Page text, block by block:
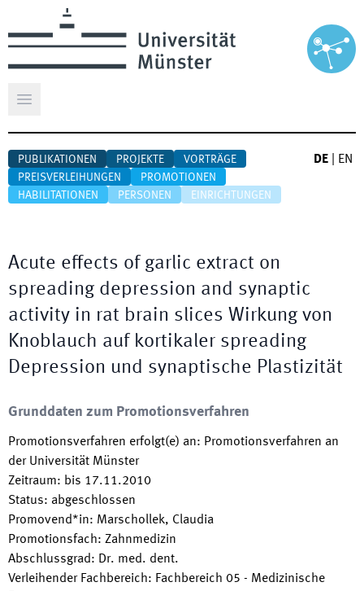
Hauptmenü öffnen
PUBLIKATIONEN PROJEKTE
VORTRÄGE
PREISVERLEIHUNGEN
PROMOTIONEN
HABILITATIONEN
PERSONEN EINRICHTUNGEN
DE EN
Acute effects of garlic extract on
spreading depression and synaptic
activity in rat brain slices Wirkung von
Knoblauch auf kortikaler spreading
Depression und synaptische Plastizität
Grunddaten zum Promotionsverfahren
Promotionsverfahren erfolgt(e) an: Promotionsverfahren an
der Universität Münster
Zeitraum: bis 17.11.2010
Status: abgeschlossen
Promovend*in: Marschollek, Claudia
Promotionsfach: Zahnmedizin
Abschlussgrad: Dr. med. dent.
Verleihender Fachbereich: Fachbereich 05 - Medizinische